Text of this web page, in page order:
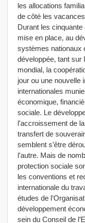
les allocations
de côté les
Durant les
mise en place, au
systèmes nationaux
développée, tant sur
mondial, la
jour ou une nouvelle
internationales
économique,
sociale. Le
l’accroissement de
transfert de
semblent s’être
l’autre. Mais de
protection sociale
les conventions et
internationale du
études de
développement
sein du Conseil de